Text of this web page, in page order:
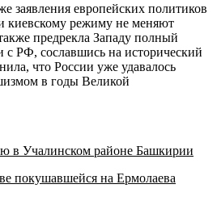
заявления европейских политиков
киевскому режиму не меняют
предрекла Западу полный
с РФ, сославшись на исторический
что России уже удавалось
в годы Великой
в Учалинском районе Башкирии
покушавшейся на Ермолаева